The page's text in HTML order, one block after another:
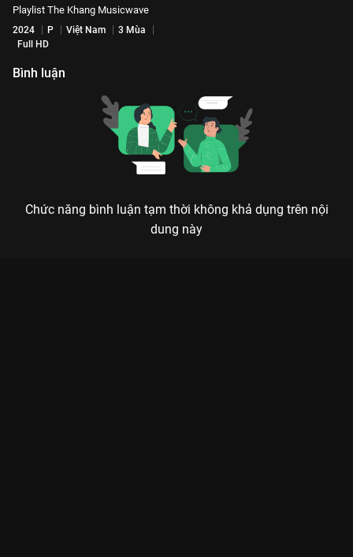
Playlist The Khang Musicwave
2024 P Việt Nam
3 Mùa
Full HD
Bình luận
Chức năng bình luận tạm thời không khả dụng trên nội
dung này